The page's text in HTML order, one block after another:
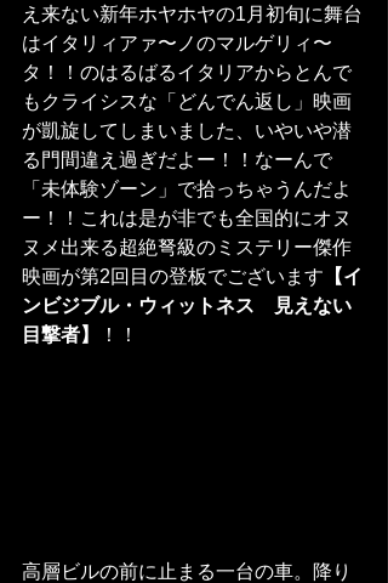
え来ない新年ホヤホヤの1月初旬に舞台
はイタリィアァ〜ノのマルゲリィ〜
タ！！のはるばるイタリアからとんで
もクライシスな「どんでん返し」映画
が凱旋してしまいました、いやいや潜
る門間違え過ぎだよー！！なーんで
「未体験ゾーン」で拾っちゃうんだよ
ー！！これは是が非でも全国的にオヌ
ヌメ出来る超絶弩級のミステリー傑作
映画が第2回目の登板でございます 【イ
ンビジブル・ウィットネス　見えない
目撃者】
！！
高層ビルの前に止まる一台の車。降り